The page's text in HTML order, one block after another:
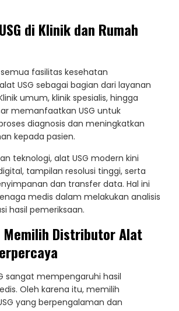
di Klinik dan Rumah
fasilitas kesehatan
USG sebagai bagian dari layanan
umum, klinik spesialis, hingga
memanfaatkan USG untuk
diagnosis dan meningkatkan
kepada pasien.
teknologi, alat USG modern kini
tampilan resolusi tinggi, serta
dan transfer data. Hal ini
medis dalam melakukan analisis
hasil pemeriksaan.
Memilih Distributor Alat
sangat mempengaruhi hasil
Oleh karena itu, memilih
yang berpengalaman dan